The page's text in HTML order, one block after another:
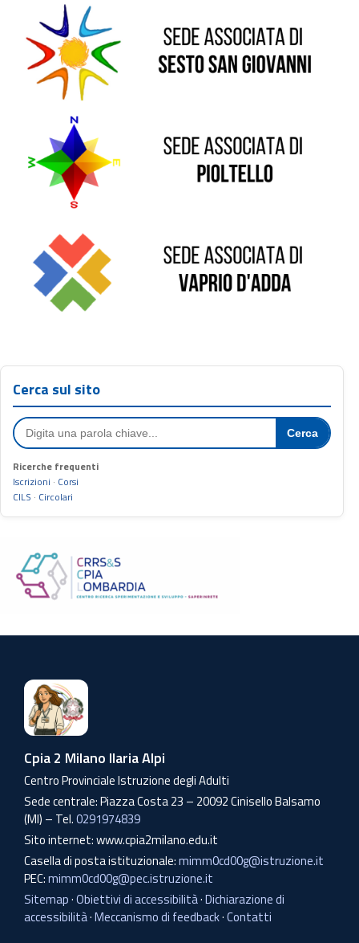
Sede di Pioltello
Sede di Vaprio D'Adda
Cerca sul sito
Cerca
Ricerche frequenti
Iscrizioni · Corsi
CILS · Circolari
Cpia 2 Milano Ilaria Alpi
Centro Provinciale Istruzione degli Adulti
Sede centrale: Piazza Costa 23 – 20092 Cinisello Balsamo
(MI) – Tel.0291974839
Sito internet: www.cpia2milano.edu.it
Casella di posta istituzionale:mimm0cd00g@istruzione.it
PEC:mimm0cd00g@pec.istruzione.it
Sitemap·Obiettivi di accessibilità·Dichiarazione di
accessibilità·Meccanismo di feedback·Contatti